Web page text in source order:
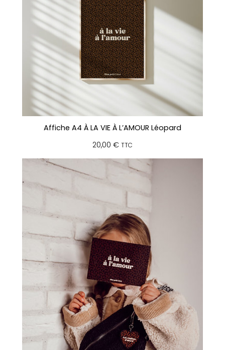
Affiche A4 À LA VIE À L’AMOUR Léopard
20,00 € TTC